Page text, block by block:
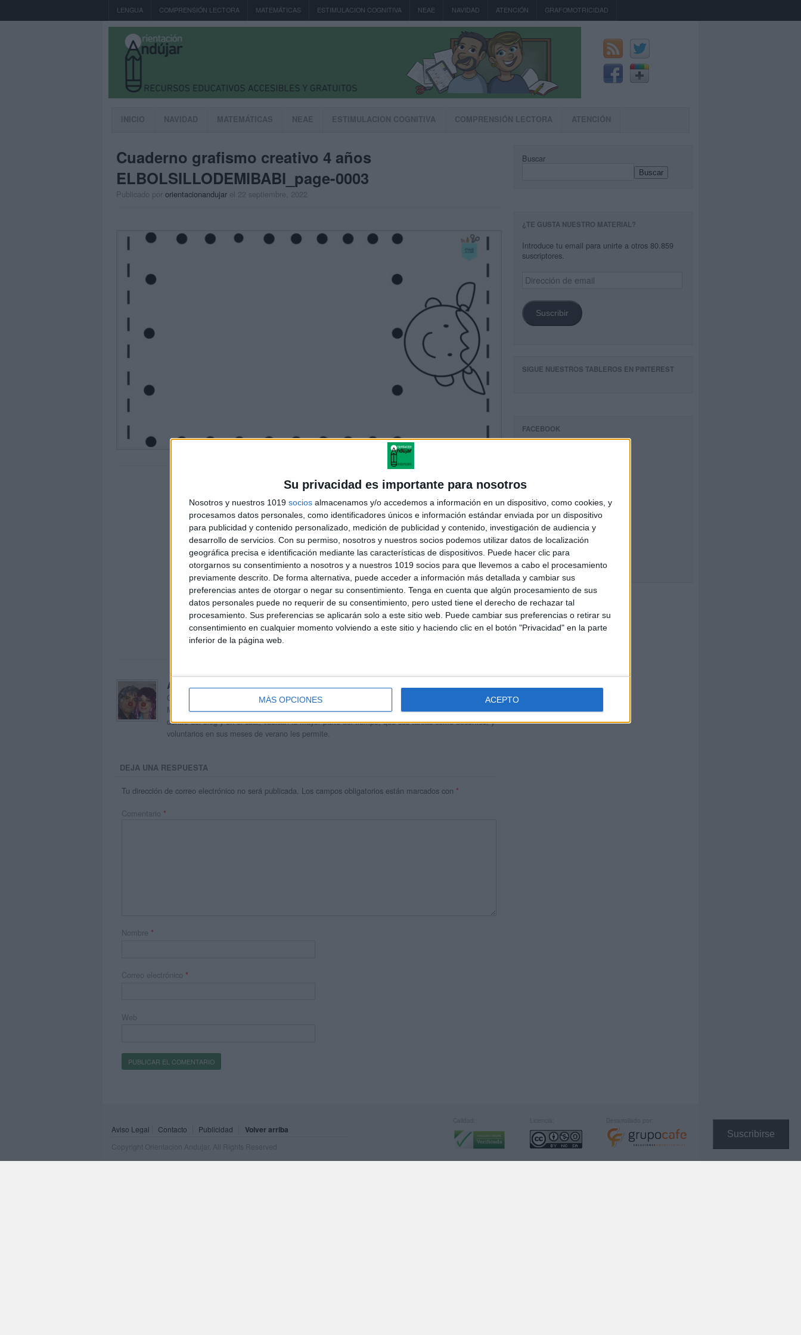
Su privacidad es importante para nosotros
Nosotros y nuestros 1019 socios almacenamos y/o accedemos a información en un dispositivo, como cookies, y
procesamos datos personales, como identificadores únicos e información estándar enviada por un dispositivo
para publicidad y contenido personalizado, medición de publicidad y contenido, investigación de audiencia y
desarrollo de servicios. Con su permiso, nosotros y nuestros socios podemos utilizar datos de localización
geográfica precisa e identificación mediante las características de dispositivos. Puede hacer clic para
otorgarnos su consentimiento a nosotros y a nuestros 1019 socios para que llevemos a cabo el procesamiento
previamente descrito. De forma alternativa, puede acceder a información más detallada y cambiar sus
preferencias antes de otorgar o negar su consentimiento. Tenga en cuenta que algún procesamiento de sus
datos personales puede no requerir de su consentimiento, pero usted tiene el derecho de rechazar tal
procesamiento. Sus preferencias se aplicarán solo a este sitio web. Puede cambiar sus preferencias o retirar su
consentimiento en cualquier momento volviendo a este sitio y haciendo clic en el botón "Privacidad" en la parte
inferior de la página web.
MÁS OPCIONES ACEPTO
Suscribirse
LENGUA COMPRENSIÓN LECTORA MATEMÁTICAS ESTIMULACION COGNITIVA NEAE NAVIDAD ATENCIÓN GRAFOMOTRICIDAD
INICIO NAVIDAD MATEMÁTICAS NEAE ESTIMULACION COGNITIVA COMPRENSIÓN LECTORA ATENCIÓN
Cuaderno grafismo creativo 4 años
ELBOLSILLODEMIBABI_page-0003
Publicado por orientacionandujar el 22 septiembre, 2022
Acerca de orientacionandujar
Orientación Andújar no es solo un blog, es la apuesta personal de dos profesores Ginés y
Maribel, que además de ser pareja, son los encargados de los contenidos que encontramos
dentro del blog y en el cual, vuelcan la mayor parte del tiempo, que sus tareas como docentes, y
voluntarios en sus meses de verano les permite.
DEJA UNA RESPUESTA
Tu dirección de correo electrónico no será publicada. Los campos obligatorios están marcados con *
Comentario *
Nombre *
Correo electrónico *
Web
Buscar
Buscar
¿TE GUSTA NUESTRO MATERIAL?
Introduce tu email para unirte a otros 80.859
suscriptores.
Dirección
de
Suscribir
SIGUE NUESTROS TABLEROS EN PINTEREST
FACEBOOK
Aviso Legal Contacto Publicidad Volver arriba